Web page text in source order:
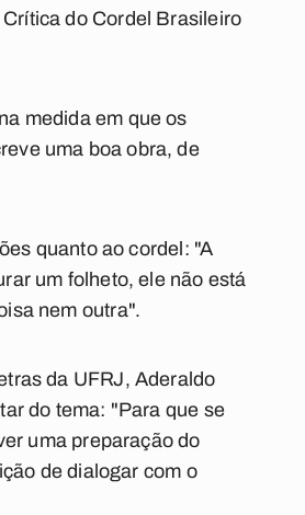
do Cordel Brasileiro
medida em que os
uma boa obra, de
quanto ao cordel: "A
um folheto, ele não está
nem outra".
da UFRJ, Aderaldo
do tema: "Para que se
uma preparação do
de dialogar com o